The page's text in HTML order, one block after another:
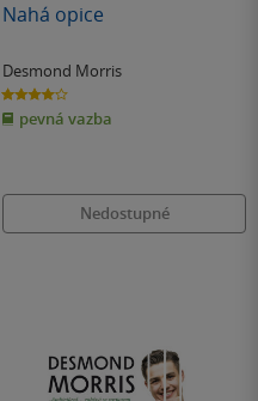
Nahá opice
Desmond Morris
4.0
z
5
hvězdiček
pevná vazba
Nedostupné